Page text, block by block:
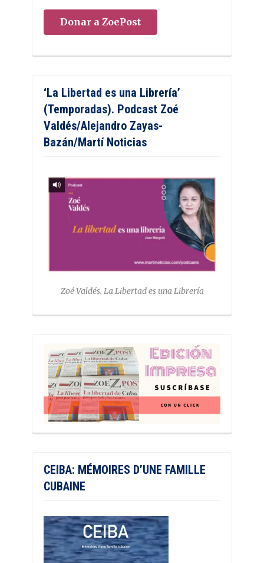
Donar a ZoePost
‘La Libertad es una Librería’
(Temporadas). Podcast Zoé
Valdés/Alejandro Zayas-
Bazán/Martí Noticias
Zoé Valdés. La Libertad es una Librería
CEIBA: MÉMOIRES D’UNE FAMILLE
CUBAINE